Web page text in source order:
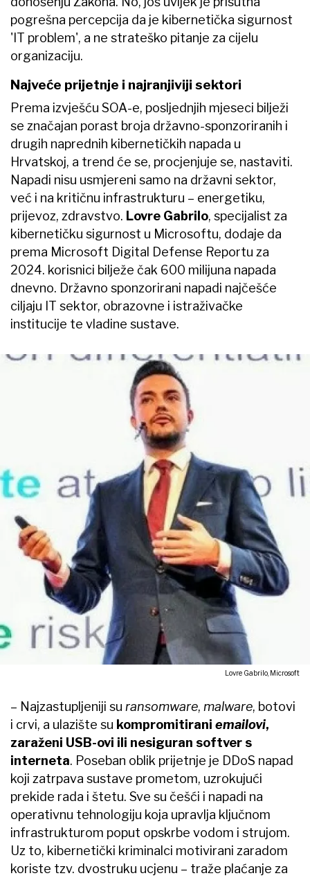
pogrešna percepcija da je kibernetička sigurnost
'IT problem', a ne strateško pitanje za cijelu
organizaciju.
Najveće prijetnje i najranjiviji sektori
Prema izvješću SOA-e, posljednjih mjeseci bilježi
se značajan porast broja državno-sponzoriranih i
drugih naprednih kibernetičkih napada u
Hrvatskoj, a trend će se, procjenjuje se, nastaviti.
Napadi nisu usmjereni samo na državni sektor,
već i na kritičnu infrastrukturu – energetiku,
prijevoz, zdravstvo. Lovre Gabrilo, specijalist za
kibernetičku sigurnost u Microsoftu, dodaje da
prema Microsoft Digital Defense Reportu za
2024. korisnici bilježe čak 600 milijuna napada
dnevno. Državno sponzorirani napadi najčešće
ciljaju IT sektor, obrazovne i istraživačke
institucije te vladine sustave.
Lovre Gabrilo, Microsoft
– Najzastupljeniji su ransomware, malware, botovi
i crvi, a ulazište su kompromitirani emailovi,
zaraženi USB-ovi ili nesiguran softver s
interneta. Poseban oblik prijetnje je DDoS napad
koji zatrpava sustave prometom, uzrokujući
prekide rada i štetu. Sve su češći i napadi na
operativnu tehnologiju koja upravlja ključnom
infrastrukturom poput opskrbe vodom i strujom.
Uz to, kibernetički kriminalci motivirani zaradom
koriste tzv. dvostruku ucjenu – traže plaćanje za